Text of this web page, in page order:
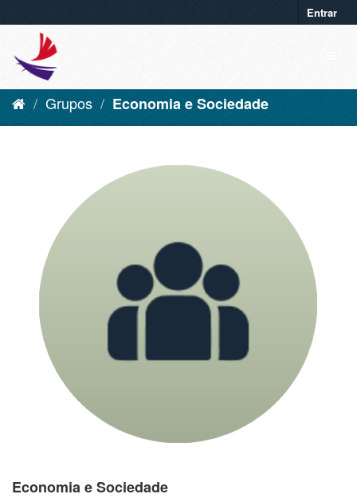
Entrar
Grupos Economia e Sociedade
Economia e Sociedade